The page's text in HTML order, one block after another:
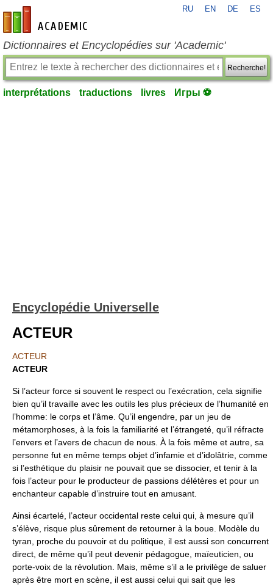
fr-academic.com
RU EN DE ES
Dictionnaires et Encyclopédies sur 'Academic'
Recherche!
interprétations traductions livres Игры ⚽
Encyclopédie Universelle
ACTEUR
ACTEUR
ACTEUR
Si l’acteur force si souvent le respect ou l’exécration, cela signifie
bien qu’il travaille avec les outils les plus précieux de l’humanité en
l’homme: le corps et l’âme. Qu’il engendre, par un jeu de
métamorphoses, à la fois la familiarité et l’étrangeté, qu’il réfracte
l’envers et l’avers de chacun de nous. À la fois même et autre, sa
personne fut en même temps objet d’infamie et d’idolâtrie, comme
si l’esthétique du plaisir ne pouvait que se dissocier, et tenir à la
fois l’acteur pour le producteur de passions délétères et pour un
enchanteur capable d’instruire tout en amusant.
Ainsi écartelé, l’acteur occidental reste celui qui, à mesure qu’il
s’élève, risque plus sûrement de retourner à la boue. Modèle du
tyran, proche du pouvoir et du politique, il est aussi son concurrent
direct, de même qu’il peut devenir pédagogue, maïeuticien, ou
porte-voix de la révolution. Mais, même s’il a le privilège de saluer
après être mort en scène, il est aussi celui qui sait que les